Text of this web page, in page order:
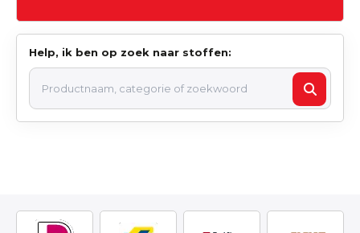
Help, ik ben op zoek naar stoffen: